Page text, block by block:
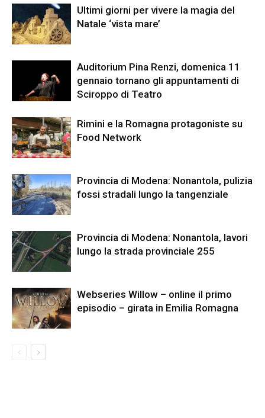
Ultimi giorni per vivere la magia del
Natale ‘vista mare’
Auditorium Pina Renzi, domenica 11
gennaio tornano gli appuntamenti di
Sciroppo di Teatro
Rimini e la Romagna protagoniste su
Food Network
Provincia di Modena: Nonantola, pulizia
fossi stradali lungo la tangenziale
Provincia di Modena: Nonantola, lavori
lungo la strada provinciale 255
Webseries Willow – online il primo
episodio – girata in Emilia Romagna